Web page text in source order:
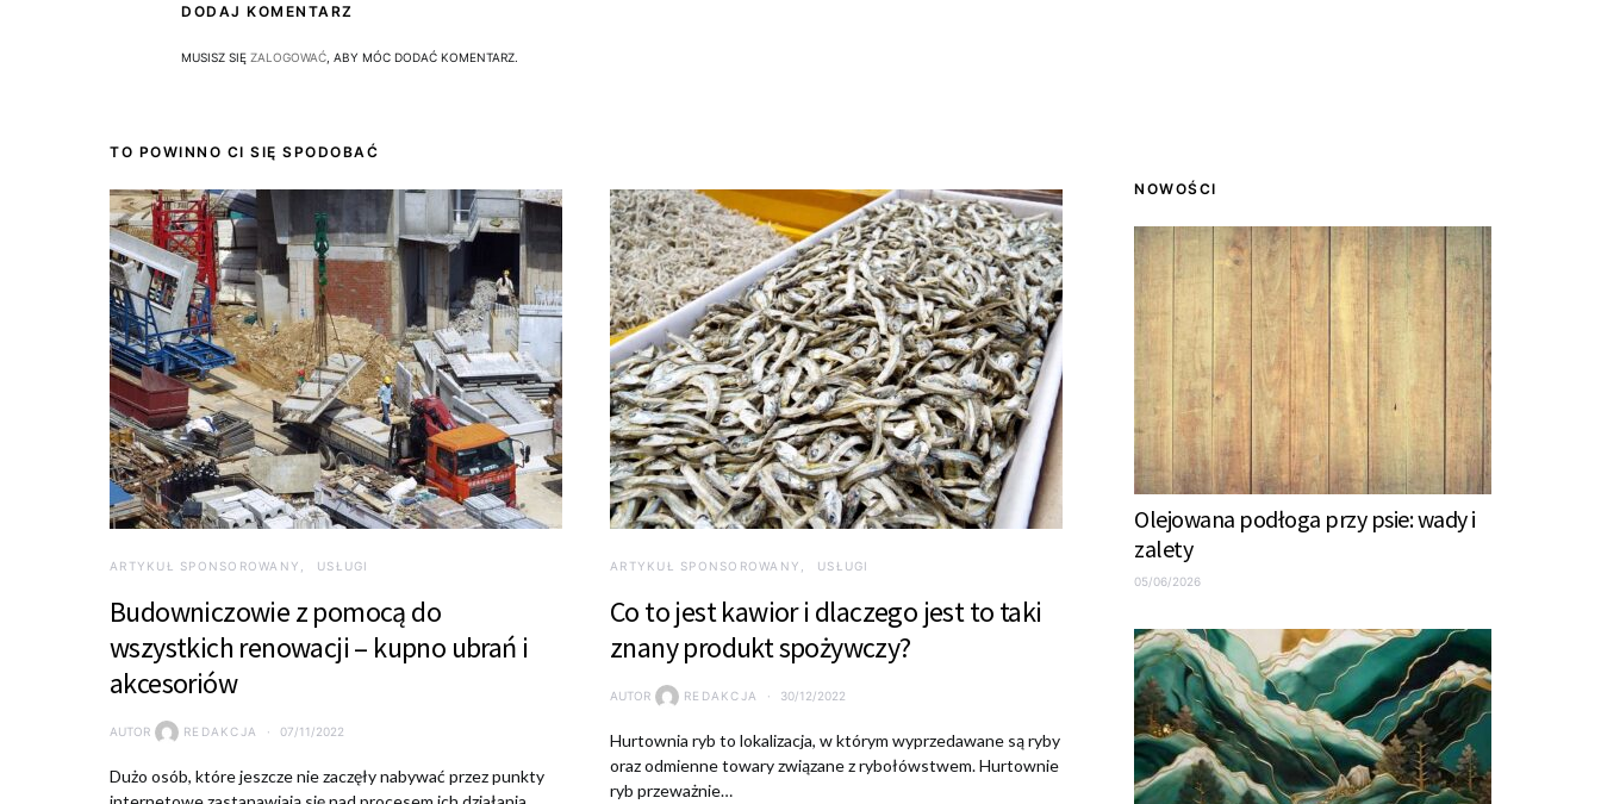
DODAJ KOMENTARZ
MUSISZ SIĘ ZALOGOWAĆ , ABY MÓC DODAĆ KOMENTARZ.
TO POWINNO CI SIĘ SPODOBAĆ
ARTYKUŁ SPONSOROWANY USŁUGI
Budowniczowie z pomocą do
wszystkich renowacji – kupno ubrań i
akcesoriów
AUTOR REDAKCJA 07/11/2022
Dużo osób, które jeszcze nie zaczęły nabywać przez punkty
ARTYKUŁ SPONSOROWANY USŁUGI
Co to jest kawior i dlaczego jest to taki
znany produkt spożywczy?
AUTOR REDAKCJA 30/12/2022
Hurtownia ryb to lokalizacja, w którym wyprzedawane są ryby
oraz odmienne towary związane z rybołówstwem. Hurtownie
ryb przeważnie…
NOWOŚCI
Olejowana podłoga przy psie: wady i
zalety
05/06/2026